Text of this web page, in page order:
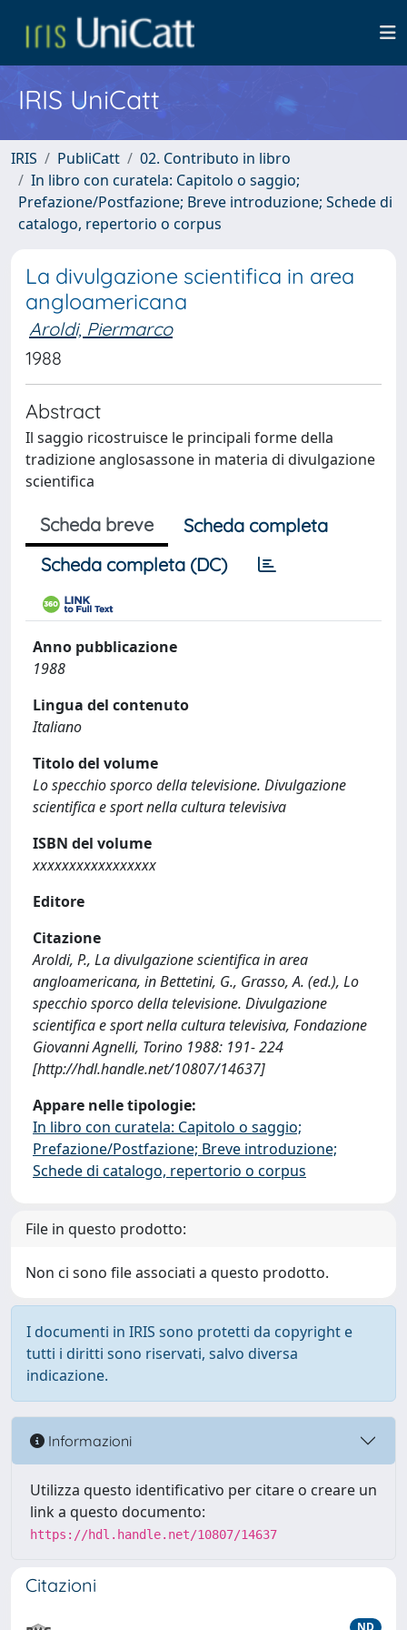
IRIS UniCatt
IRIS PubliCatt
02. Contributo in libro
In libro con curatela: Capitolo o saggio;
Prefazione/Postfazione; Breve introduzione; Schede di
catalogo, repertorio o corpus
La divulgazione scientifica in area
angloamericana
Aroldi, Piermarco
1988
Abstract
Il saggio ricostruisce le principali forme della
tradizione anglosassone in materia di divulgazione
scientifica
Scheda breve
Scheda completa
Scheda completa (DC)
Anno pubblicazione
1988
Lingua del contenuto
Italiano
Titolo del volume
Lo specchio sporco della televisione. Divulgazione
scientifica e sport nella cultura televisiva
ISBN del volume
xxxxxxxxxxxxxxxxx
Editore
Citazione
Aroldi, P., La divulgazione scientifica in area
angloamericana, in Bettetini, G., Grasso, A. (ed.), Lo
specchio sporco della televisione. Divulgazione
scientifica e sport nella cultura televisiva, Fondazione
Giovanni Agnelli, Torino 1988: 191- 224
[http://hdl.handle.net/10807/14637]
Appare nelle tipologie:
In libro con curatela: Capitolo o saggio;
Prefazione/Postfazione; Breve introduzione;
Schede di catalogo, repertorio o corpus
File in questo prodotto:
Non ci sono file associati a questo prodotto.
I documenti in IRIS sono protetti da copyright e
tutti i diritti sono riservati, salvo diversa
indicazione.
Informazioni
Utilizza questo identificativo per citare o creare un
link a questo documento:
https://hdl.handle.net/10807/14637
Citazioni